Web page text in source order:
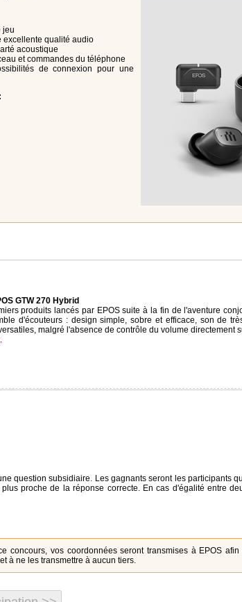
jeu
excellente qualité audio
acoustique
et commandes du téléphone
de connexion pour une
GTW 270 Hybrid
produits lancés par EPOS suite à la fin de l'aventure
d'écouteurs : design simple, sobre et efficace, son de
malgré l'absence de contrôle du volume directement
.
question subsidiaire. Les gagnants seront les participants
proche de la réponse correcte. En cas d'égalité entre
concours, vos coordonnées seront transmises à EPOS
à ne les transmettre à aucun tiers.